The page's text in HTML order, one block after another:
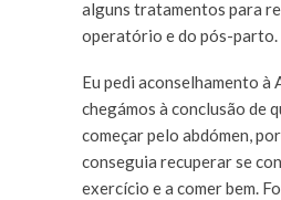
alguns tratamentos para
operatório e do pós-parto.
Eu pedi aconselhamento à
chegámos à conclusão de
começar pelo abdómen,
conseguia recuperar se
exercício e a comer bem.